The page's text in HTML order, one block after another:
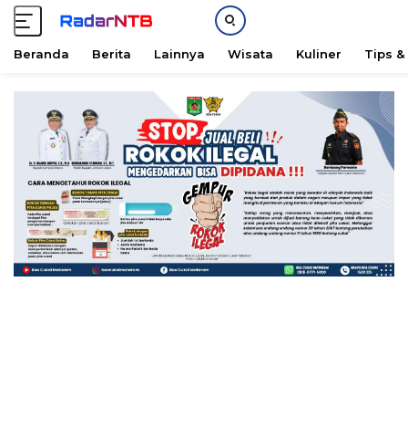
Beranda Berita Lainnya Wisata Kuliner Tips &